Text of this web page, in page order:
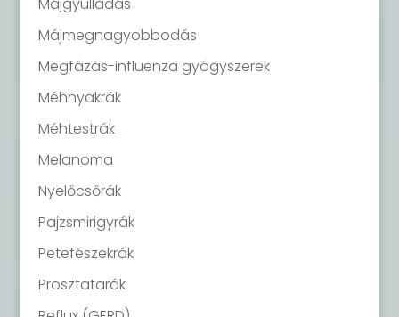
Májmegnagyobbodás
Megfázás-influenza gyógyszerek
Méhnyakrák
Méhtestrák
Melanoma
Nyelőcsőrák
Pajzsmirigyrák
Petefészekrák
Prosztatarák